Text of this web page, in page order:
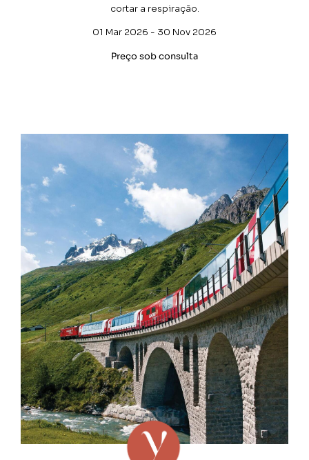
cortar a respiração.
01 Mar 2026 - 30 Nov 2026
Preço sob consulta